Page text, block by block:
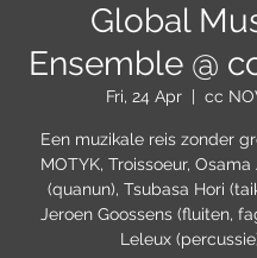
Global
Ensemble @
Fri, 24 Apr
  |
cc
Een muzikale reis zonder
MOTYK, Troissoeur,
(quanun), Tsubasa Hori
Jeroen Goossens (fluiten,
Leleux